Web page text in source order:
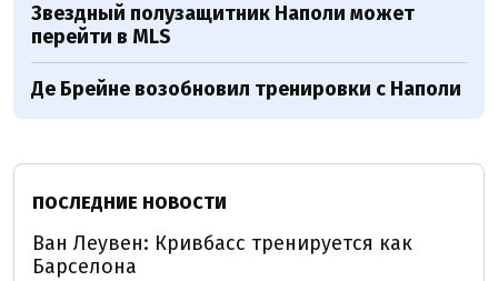
Звездный полузащитник Наполи может
перейти в MLS
Де Брейне возобновил тренировки с Наполи
ПОСЛЕДНИЕ НОВОСТИ
Ван Леувен: Кривбасс тренируется как
Барселона